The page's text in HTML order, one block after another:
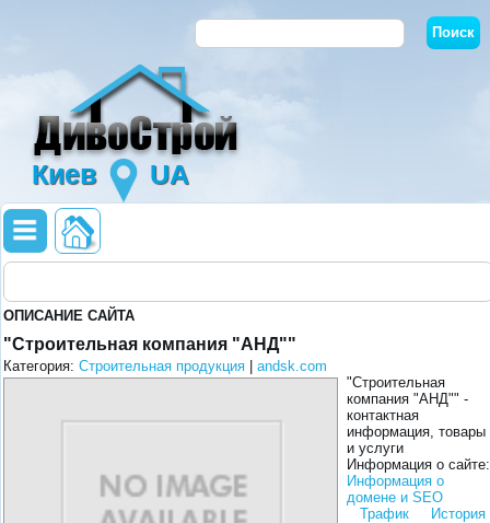
Киев UA
ОПИСАНИЕ САЙТА
"Строительная компания "АНД""
Категория: Строительная продукция
andsk.com
"Строительная
компания "АНД"" -
контактная
информация, товары
и услуги
Информация о сайте:
Информация о
домене и SEO
Трафик
История